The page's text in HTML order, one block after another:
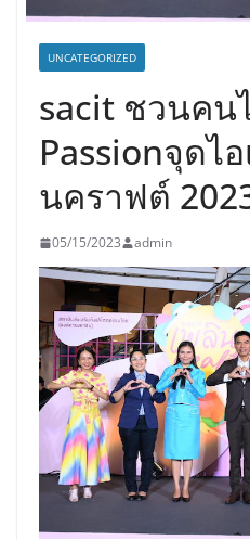
UNCATEGORIZED
sacit ชวนคน
Passionจุดไ
นคราฟต์
05/15/2023 admin